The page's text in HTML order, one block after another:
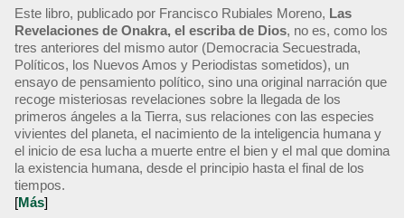
Este libro, publicado por Francisco Rubiales Moreno, Las
Revelaciones de Onakra, el escriba de Dios, no es, como los
tres anteriores del mismo autor (Democracia Secuestrada,
Políticos, los Nuevos Amos y Periodistas sometidos), un
ensayo de pensamiento político, sino una original narración que
recoge misteriosas revelaciones sobre la llegada de los
primeros ángeles a la Tierra, sus relaciones con las especies
vivientes del planeta, el nacimiento de la inteligencia humana y
el inicio de esa lucha a muerte entre el bien y el mal que domina
la existencia humana, desde el principio hasta el final de los
tiempos.
[Más]